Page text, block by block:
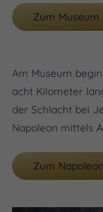
Zum Museum
Am Museum
acht Kilometer
der Schlacht bei
Napoleon mittels
Zum